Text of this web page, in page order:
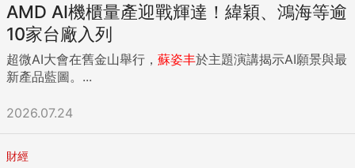
AMD AI機櫃量產迎戰輝達！緯穎、鴻海等逾
10家台廠入列
超微AI大會在舊金山舉行， 蘇姿丰於主題演講揭示AI願景與最
新產品藍圖。...
2026.07.24
財經